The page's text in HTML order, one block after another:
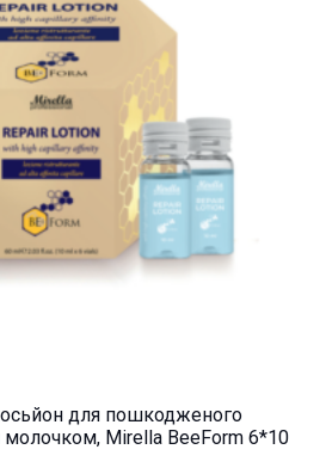
для пошкодженого
Mirella BeeForm 6*10